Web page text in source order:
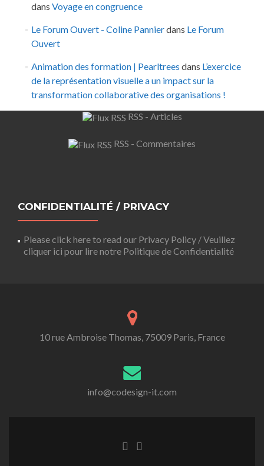
dans Voyage en congruence
Le Forum Ouvert - Coline Pannierdans Le Forum
Ouvert
Animation des formation | Pearltrees dans L’exercice
de la représentation visuelle a un impact sur la
transformation collaborative des organisations !
RSS - Articles
RSS - Commentaires
CONFIDENTIALITÉ / PRIVACY
Please click here to read our Privacy Policy / Veuillez
cliquer ici pour lire notre Politique de Confidentialité
10 rue Ambroise Thomas, 75009 Paris, France
info@codesign-it.com